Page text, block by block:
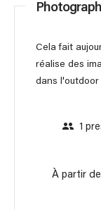
Cela fait
réalise des
dans l'outdoor
1
À partir de